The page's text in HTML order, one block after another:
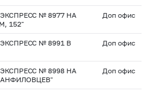
№ 8977 НА
152"
Доп офис
№ 8991 В
Доп офис
№ 8998 НА
Доп офис